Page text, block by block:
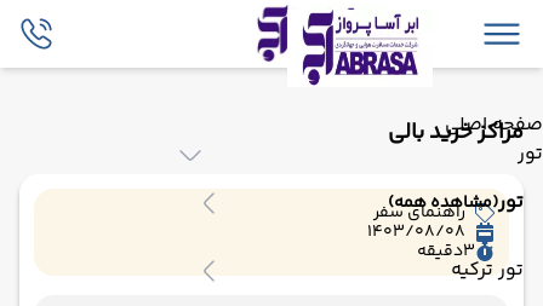
صفحه اصلی
تور
تور(مشاهده همه)
تور ترکیه
مراکز خرید بالی
راهنمای سفر
1403/08/08
3دقیقه